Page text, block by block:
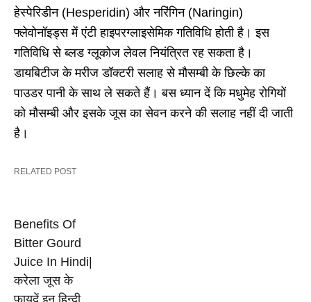
हेस्पेरिडीन (Hesperidin) और नरिंगिन (Naringin)
फ्लेवोनॉइड्स में एंटी हाइपरग्लाइसेमिक गतिविधि होती है। इस
गतिविधि से ब्लड ग्लूकोज लेवल नियंत्रित रह सकता है।
डायबिटीज के मरीज डॉक्टरी सलाह से मौसम्बी के छिल्के का
पाउडर पानी के साथ ले सकते हैं। बस ध्यान दें कि मधुमेह रोगियों
को मौसम्बी और इसके जूस का सेवन करने की सलाह नहीं दी जाती
है।
RELATED POST
Benefits Of
Bitter Gourd
Juice In Hindi|
करेला जूस के
फायदें इन हिन्दी